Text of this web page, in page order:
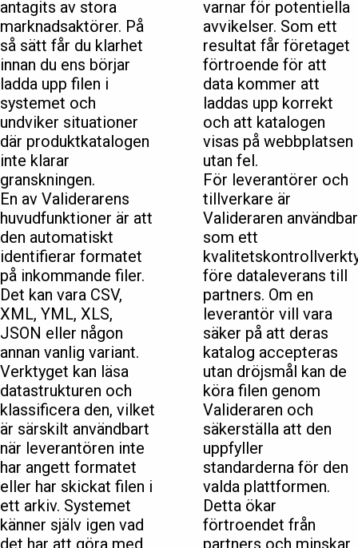
antagits av stora
marknadsaktörer. På
så sätt får du klarhet
innan du ens börjar
ladda upp filen i
systemet och
undviker situationer
där produktkatalogen
inte klarar
granskningen.
En av Validerarens
huvudfunktioner är att
den automatiskt
identifierar formatet
på inkommande filer.
Det kan vara CSV,
XML, YML, XLS,
JSON eller någon
annan vanlig variant.
Verktyget kan läsa
datastrukturen och
klassificera den, vilket
är särskilt användbart
när leverantören inte
har angett formatet
eller har skickat filen i
ett arkiv. Systemet
känner själv igen vad
varnar för potentiella
avvikelser. Som ett
resultat får företaget
förtroende för att
data kommer att
laddas upp korrekt
och att katalogen
visas på webbplatsen
utan fel.
För leverantörer och
tillverkare är
Valideraren användbar
som ett
före dataleverans till
partners. Om en
leverantör vill vara
säker på att deras
katalog accepteras
utan dröjsmål kan de
köra filen genom
Valideraren och
säkerställa att den
uppfyller
standarderna för den
valda plattformen.
Detta ökar
förtroendet från